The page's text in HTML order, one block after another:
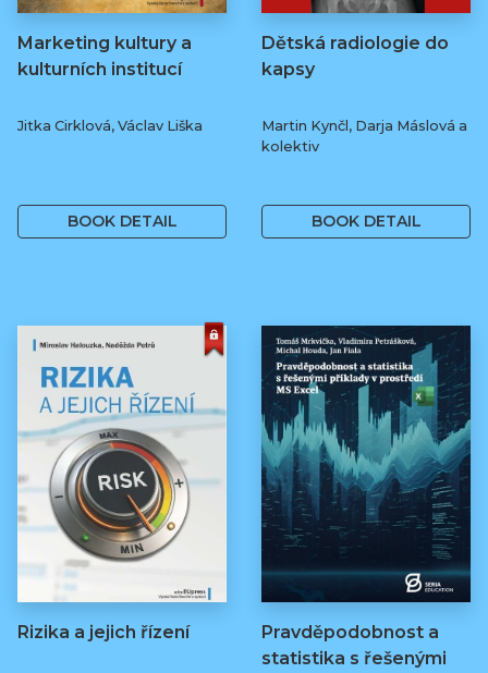
Marketing kultury a
kulturních institucí
Jitka Cirklová, Václav Liška
BOOK DETAIL
Dětská radiologie do
kapsy
Martin Kynčl, Darja Máslová a
kolektiv
BOOK DETAIL
Rizika a jejich řízení
Pravděpodobnost a
statistika s řešenými